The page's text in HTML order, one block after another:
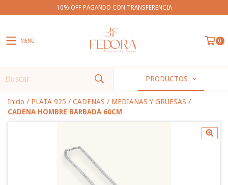
10% OFF PAGANDO CON TRANSFERENCIA
MENÚ 0
PRODUCTOS
Inicio / PLATA 925 / CADENAS / MEDIANAS Y GRUESAS /
CADENA HOMBRE BARBADA 60CM